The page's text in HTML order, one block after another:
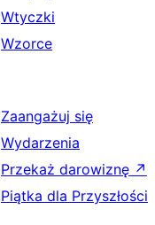
Wtyczki
Wzorce
Zaangażuj się
Wydarzenia
Przekaż darowiznę ↗
Piątka dla Przyszłości